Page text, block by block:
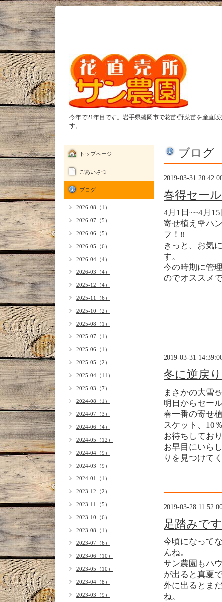
今年で21年目です。岩手県盛岡市で花苗•野菜苗を産直
す。
ブログ
2019-03-31
春得セール
4月1日~~4月
寄せ植え🌹ハ
フ！‼️
きっと、お気
す。
今の時期に管
のでオススメ
2019-03-31
冬に逆戻り
まさかの大雪⛄️
明日からセー
春一番の寄せ
スケット、10
お待ちしてお
お早目にいら
りを見つけて
2019-03-28 11:52:00
足踏みで
今頃になって
んね。
サン農園もハ
が出ると真夏
外に出るとま
ね。
トップページ
ごあいさつ
ブログ
2026-08（1）
2026-07（5）
2026-06（5）
2026-05（6）
2026-04（4）
2026-03（4）
2025-12（4）
2025-11（6）
2025-10（2）
2025-08（1）
2025-07（1）
2025-06（1）
2025-05（2）
2025-04（11）
2025-03（7）
2024-08（1）
2024-07（3）
2024-06（4）
2024-05（12）
2024-04（9）
2024-03（9）
2024-01（1）
2023-12（2）
2023-11（5）
2023-10（6）
2023-08（1）
2023-07（6）
2023-06（10）
2023-05（10）
2023-04（8）
2023-03（9）